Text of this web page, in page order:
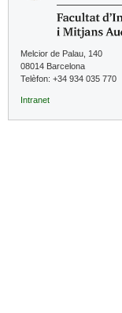
Melcior de Palau, 140
08014 Barcelona
Telèfon: +34 934 035 770
Intranet